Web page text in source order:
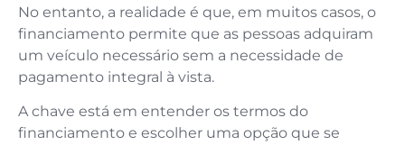
No entanto, a realidade é que, em muitos casos, o
financiamento permite que as pessoas adquiram
um veículo necessário sem a necessidade de
pagamento integral à vista.
A chave está em entender os termos do
financiamento e escolher uma opção que se